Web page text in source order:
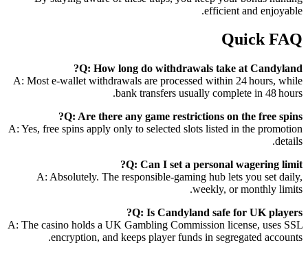
efficient and enjoyable.
Quick FAQ
Q: How long do withdrawals take at Candyland?
A: Most e‑wallet withdrawals are processed within 24 hours, while
bank transfers usually complete in 48 hours.
Q: Are there any game restrictions on the free spins?
A: Yes, free spins apply only to selected slots listed in the promotion
details.
Q: Can I set a personal wagering limit?
A: Absolutely. The responsible‑gaming hub lets you set daily,
weekly, or monthly limits.
Q: Is Candyland safe for UK players?
A: The casino holds a UK Gambling Commission license, uses SSL
encryption, and keeps player funds in segregated accounts.